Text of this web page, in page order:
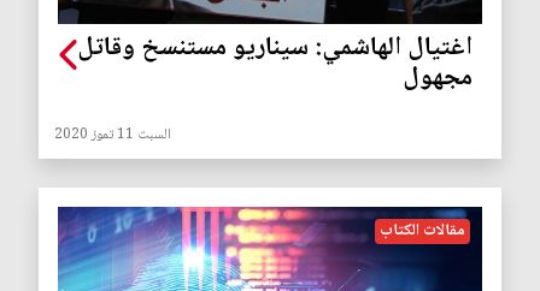
اغتيال الهاشمي: سيناريو مستنسخ وقاتل
مجهول
السبت 11 تموز 2020
مقالات الكتاب